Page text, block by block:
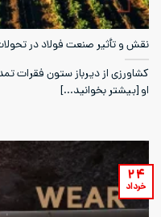
نقش و تأثیر صنعت فولاد در
کشاورزی از دیرباز ستون فقرات
او [بیشتر بخوانید...]
۲۴
خرداد